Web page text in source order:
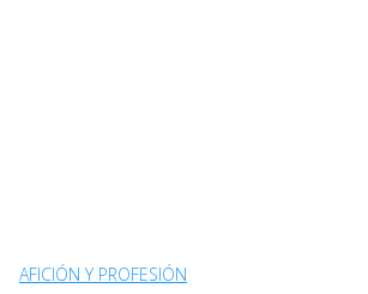
AFICIÓN Y PROFESIÓN